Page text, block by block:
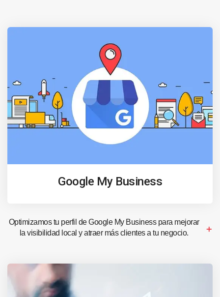
Google My Business
Optimizamos tu perfil de Google My Business para mejorar
la visibilidad local y atraer más clientes a tu negocio.